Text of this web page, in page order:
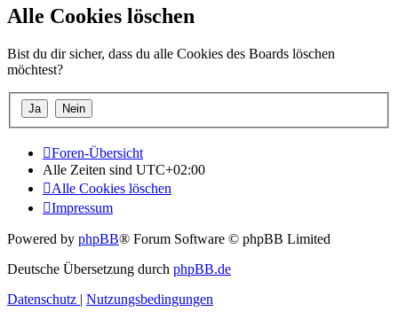
Alle Cookies löschen
Bist du dir sicher, dass du alle Cookies des Boards löschen
möchtest?
Foren-Übersicht
Alle Zeiten sind UTC+02:00
Alle Cookies löschen
Impressum
Powered by phpBB® Forum Software © phpBB Limited
Deutsche Übersetzung durch phpBB.de
Datenschutz | Nutzungsbedingungen